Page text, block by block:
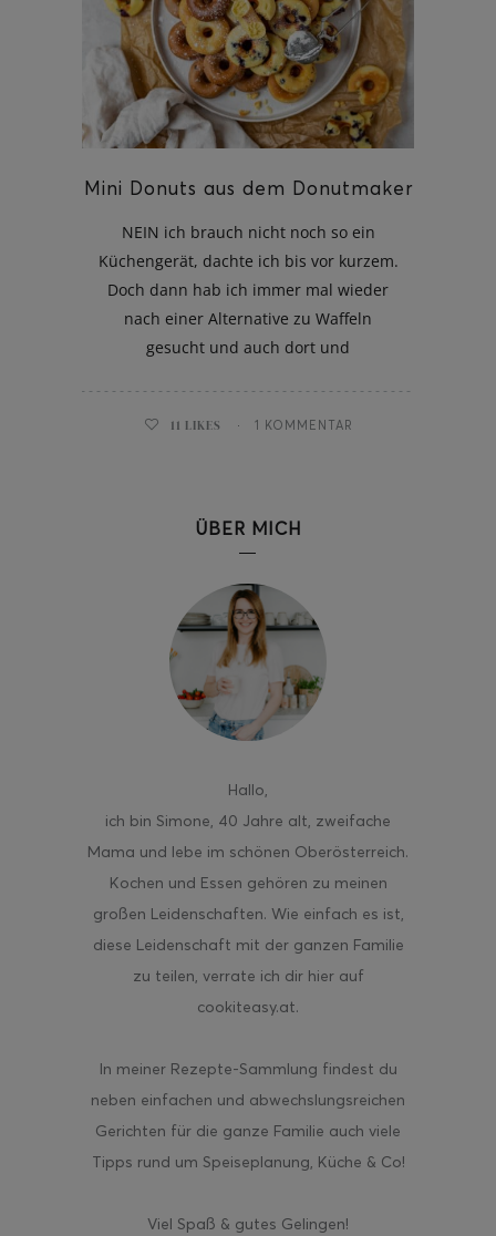
Mini Donuts aus dem Donutmaker
NEIN ich brauch nicht noch so ein
Küchengerät, dachte ich bis vor kurzem.
Doch dann hab ich immer mal wieder
nach einer Alternative zu Waffeln
gesucht und auch dort und
11 LIKES 1 KOMMENTAR
ÜBER MICH
Hallo,
ich bin Simone, 40 Jahre alt, zweifache
Mama und lebe im schönen Oberösterreich.
Kochen und Essen gehören zu meinen
großen Leidenschaften. Wie einfach es ist,
diese Leidenschaft mit der ganzen Familie
zu teilen, verrate ich dir hier auf
cookiteasy.at.
In meiner Rezepte-Sammlung findest du
neben einfachen und abwechslungsreichen
Gerichten für die ganze Familie auch viele
Tipps rund um Speiseplanung, Küche & Co!
Viel Spaß & gutes Gelingen!